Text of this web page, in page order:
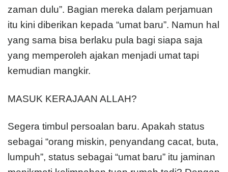
zaman dulu”. Bagian mereka dalam perjamuan
itu kini diberikan kepada “umat baru”. Namun hal
yang sama bisa berlaku pula bagi siapa saja
yang memperoleh ajakan menjadi umat tapi
kemudian mangkir.
MASUK KERAJAAN ALLAH?
Segera timbul persoalan baru. Apakah status
sebagai “orang miskin, penyandang cacat, buta,
lumpuh”, status sebagai “umat baru” itu jaminan